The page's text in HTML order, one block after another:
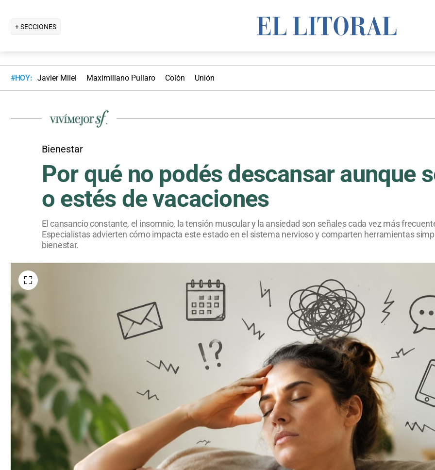
+ SECCIONES
#HOY: Javier Milei Maximiliano Pullaro Colón Unión
Bienestar
Por qué no podés descansar aunque
o estés de vacaciones
El cansancio constante, el insomnio, la tensión muscular y la ansiedad son señales cada vez más
Especialistas advierten cómo impacta este estado en el sistema nervioso y comparten herramientas
bienestar.